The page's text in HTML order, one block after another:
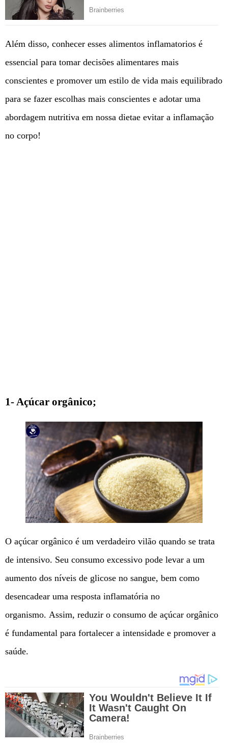
Além disso, conhecer esses alimentos inflamatorios é
essencial para tomar decisões alimentares mais
conscientes e promover um estilo de vida mais equilibrado
para se fazer escolhas mais conscientes e adotar uma
abordagem nutritiva em nossa dietae evitar a inflamação
no corpo!
1- Açúcar orgânico;
O açúcar orgânico é um verdadeiro vilão quando se trata
de intensivo. Seu consumo excessivo pode levar a um
aumento dos níveis de glicose no sangue, bem como
desencadear uma resposta inflamatória no
organismo. Assim, reduzir o consumo de açúcar orgânico
é fundamental para fortalecer a intensidade e promover a
saúde.